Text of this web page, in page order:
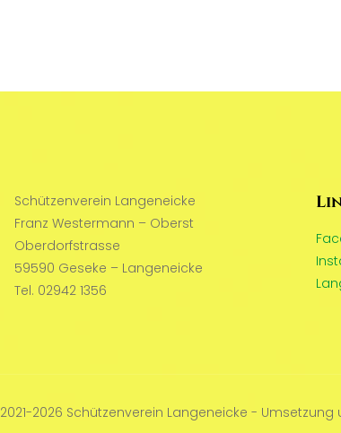
Schützenverein Langeneicke
Franz Westermann – Oberst
Oberdorfstrasse
59590 Geseke – Langeneicke
Tel. 02942 1356
2026 Schützenverein Langeneicke -